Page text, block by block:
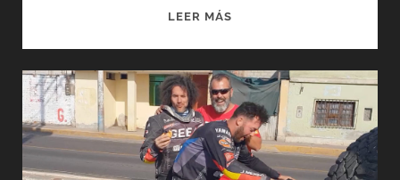
LEER MÁS
TODA
AYUDA
ES
BIENVENIDA